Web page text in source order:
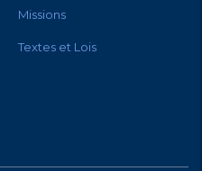
Missions
Textes et Lois